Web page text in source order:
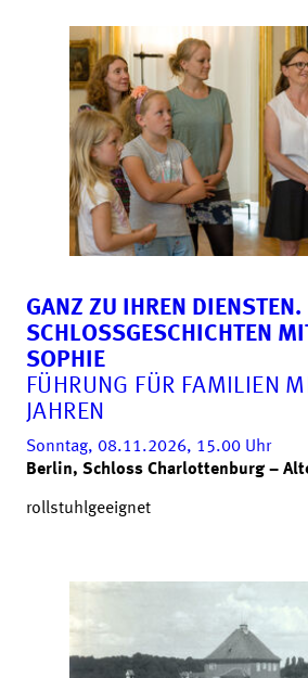
GANZ ZU IHREN DIENSTEN.
SCHLOSSGESCHICHTEN
SOPHIE
FÜHRUNG FÜR FAMILIEN
JAHREN
Sonntag, 08.11.2026, 15.00 Uhr
Berlin, Schloss Charlottenburg –
rollstuhlgeeignet